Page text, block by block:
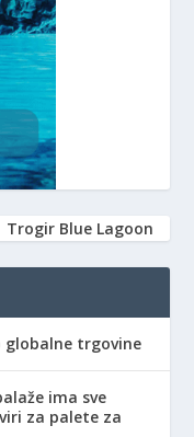
Trogir Blue Lagoon
globalne trgovine
ima sve
za palete za